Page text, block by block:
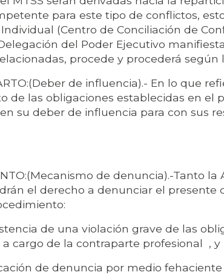
para este tipo de conflictos,
(Centro de Conciliación de
del Poder Ejecutivo
procede y procederá
de influencia).- En lo que
de las obligaciones establecidas en el
su deber de influencia para con sus
de denuncia).-Tanto la
el derecho a denunciar el presente
de una violación grave de las
cargo de la contraparte profesional , y
de denuncia por medio fehaciente